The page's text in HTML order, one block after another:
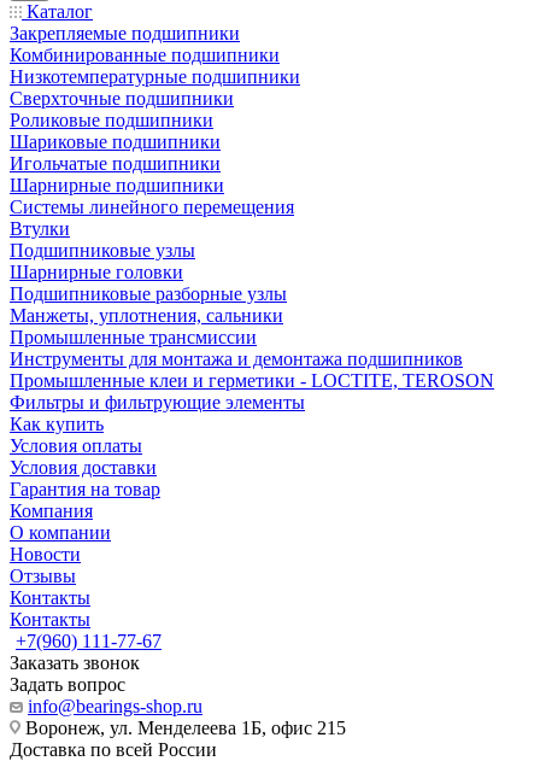
Каталог
Закрепляемые подшипники
Комбинированные подшипники
Низкотемпературные подшипники
Сверхточные подшипники
Роликовые подшипники
Шариковые подшипники
Игольчатые подшипники
Шарнирные подшипники
Системы линейного перемещения
Втулки
Подшипниковые узлы
Шарнирные головки
Подшипниковые разборные узлы
Манжеты, уплотнения, сальники
Промышленные трансмиссии
Инструменты для монтажа и демонтажа подшипников
Промышленные клеи и герметики - LOCTITE, TEROSON
Фильтры и фильтрующие элементы
Как купить
Условия оплаты
Условия доставки
Гарантия на товар
Компания
О компании
Новости
Отзывы
Контакты
Контакты
+7(960) 111-77-67
Заказать звонок
Задать вопрос
info@bearings-shop.ru
Воронеж, ул. Менделеева 1Б, офис 215
Доставка по всей России